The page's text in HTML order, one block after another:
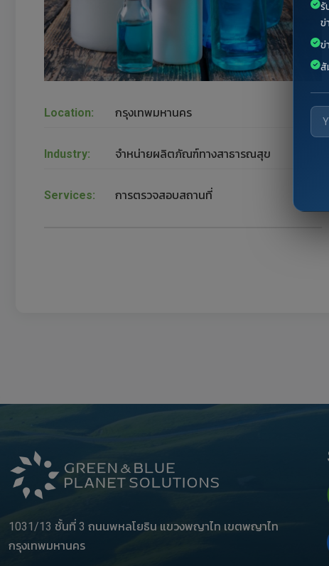
Location: กรุงเทพมหานคร
Industry: จำหน่ายผลิตภัณฑ์ทางสาธารณสุข
Services: การตรวจสอบสถานที่
1031/13 ชั้นที่ 3 ถนนพหลโยธิน แขวงพญาไท เขตพญาไท
กรุงเทพมหานคร
รั
ข่
ข่
สั